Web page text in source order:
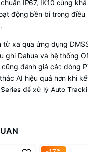
IP67, IK10 cùng
động bền bỉ trong điều
từ xa qua ứng dụng
ghi Dahua và hệ thống
đánh giá các dòng
AI hiệu quả hơn khi
để xử lý Auto